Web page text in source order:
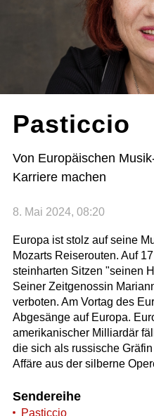
Pasticcio
Von Europäischen
Karriere machen
8. Mai 2024, 08:20
Europa ist stolz auf seine
Mozarts Reiserouten. Auf
steinharten Sitzen "seinen
Seiner Zeitgenossin
verboten. Am Vortag des
Abgesänge auf Europa.
amerikanischer Milliardär
die sich als russische
Affäre aus der silberne
Sendereihe
Pasticcio